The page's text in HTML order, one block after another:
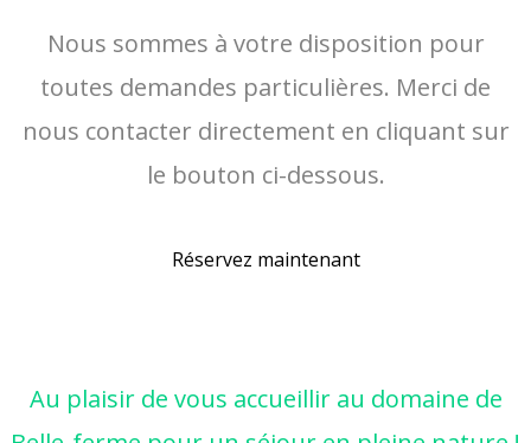
Nous sommes à votre disposition pour
toutes demandes particulières. Merci de
nous contacter directement en cliquant sur
le bouton ci-dessous.
Réservez maintenant
Au plaisir de vous accueillir au domaine de